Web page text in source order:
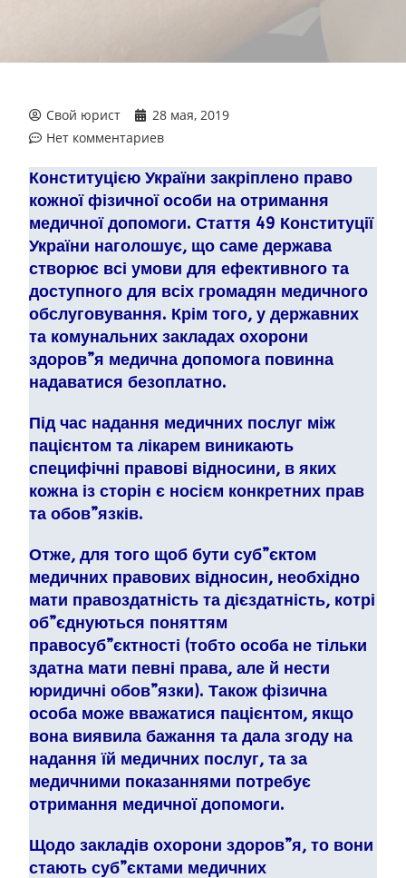
Свой юрист
28 мая, 2019
Нет комментариев
Конституцією України закріплено право
кожної фізичної особи на отримання
медичної допомоги. Стаття 49 Конституції
України наголошує, що саме держава
створює всі умови для ефективного та
доступного для всіх громадян медичного
обслуговування. Крім того, у державних
та комунальних закладах охорони
здоров”я медична допомога повинна
надаватися безоплатно.
Під час надання медичних послуг між
пацієнтом та лікарем виникають
специфічні правові відносини, в яких
кожна із сторін є носієм конкретних прав
та обов”язків.
Отже, для того щоб бути суб”єктом
медичних правових відносин, необхідно
мати правоздатність та дієздатність, котрі
об”єднуються поняттям
правосуб”єктності (тобто особа не тільки
здатна мати певні права, але й нести
юридичні обов”язки). Також фізична
особа може вважатися пацієнтом, якщо
вона виявила бажання та дала згоду на
надання їй медичних послуг, та за
медичними показаннями потребує
отримання медичної допомоги.
Щодо закладів охорони здоров”я, то вони
стають суб”єктами медичних